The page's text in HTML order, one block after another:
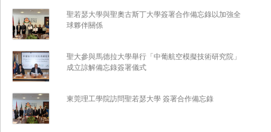
聖若瑟大學與聖奧古斯丁大學簽署合作備忘錄以加強全
球夥伴關係
聖大參與馬德拉大學舉行「中葡航空模擬技術研究院」
成立諒解備忘錄簽署儀式
東莞理工學院訪問聖若瑟大學 簽署合作備忘錄